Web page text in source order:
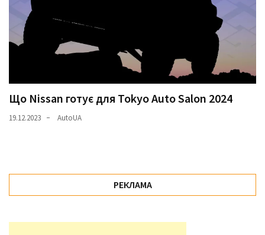
Що Nissan готує для Tokyo Auto Salon 2024
19.12.2023 AutoUA
РЕКЛАМА